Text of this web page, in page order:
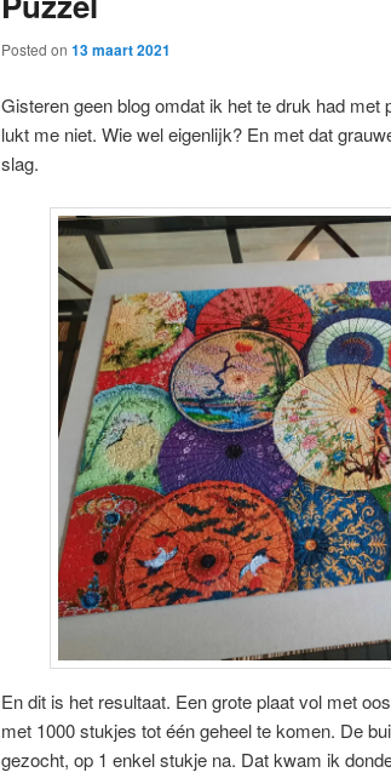
content
content
Posted on 13 maart 2021
Gisteren geen blog omdat ik het te druk had
lukt me niet. Wie wel eigenlijk? En met dat
slag.
En dit is het resultaat. Een grote plaat vol met
met 1000 stukjes tot één geheel te komen. De
gezocht, op 1 enkel stukje na. Dat kwam ik